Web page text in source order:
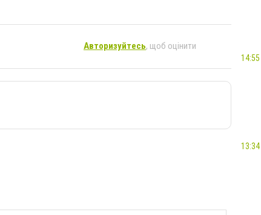
Авторизуйтесь, щоб оцінити
14:55
13:34